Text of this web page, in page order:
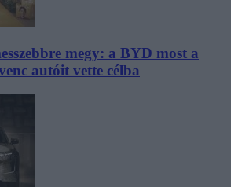
megy: a BYD most a
autóit vette célba